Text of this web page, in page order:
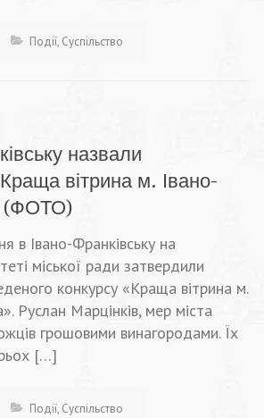
Події, Суспільство
назвали
вітрина м. Івано-
(ФОТО)
в Івано-Франківську на
міської ради затвердили
конкурсу «Краща вітрина м.
Руслан Марцінків, мер міста
грошовими винагородами. Їх
[…]
Події, Суспільство